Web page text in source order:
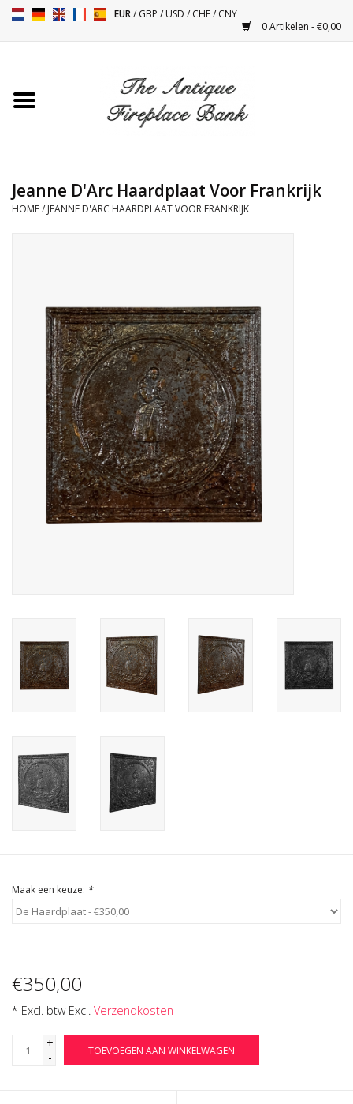
EUR/GBP /USD /CHF/CNY
0 Artikelen - €0,00
Toebehoren
Antiquiteiten en Vintage
Objecten
Decoratieve Outdoor
Objecten
Vloeren - Steen, Terra Cotta
& Marmer
AI-Ready Database
Login
Jeanne D'Arc Haardplaat Voor Frankrijk
HOME/ JEANNE D'ARC HAARDPLAAT VOOR FRANKRIJK
Maak een keuze: *
€350,00
* Excl. btw Excl. Verzendkosten
+
-
TOEVOEGEN AAN WINKELWAGEN